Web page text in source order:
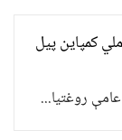
کمپاین پیل
روغتیا...